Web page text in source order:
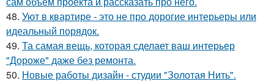
48. Уют в квартире - это не про дорогие интерьеры или
идеальный порядок.
49. Та самая вещь, которая сделает ваш интерьер
"Дороже" даже без ремонта.
50. Новые работы дизайн - студии "Золотая Нить".